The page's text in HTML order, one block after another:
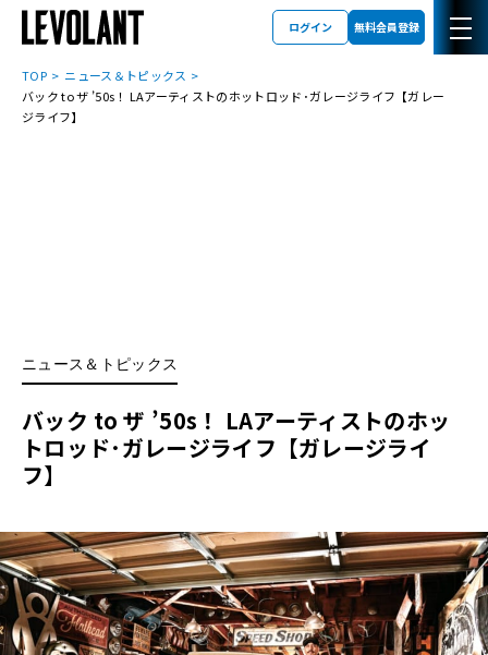
ログイン 無料会員登録
TOP
ニュース＆トピックス
バック to ザ ’50s！ LAアーティストのホットロッド･ガレージライフ【ガレー
ジライフ】
ニュース＆トピックス
バック to ザ ’50s！ LAアーティストのホッ
トロッド･ガレージライフ【ガレージライ
フ】